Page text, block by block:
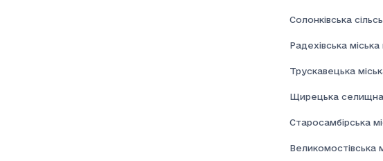
Солонківська
Радехівська
Трускавецька
Щирецька
Старосамбірська
Великомостівська